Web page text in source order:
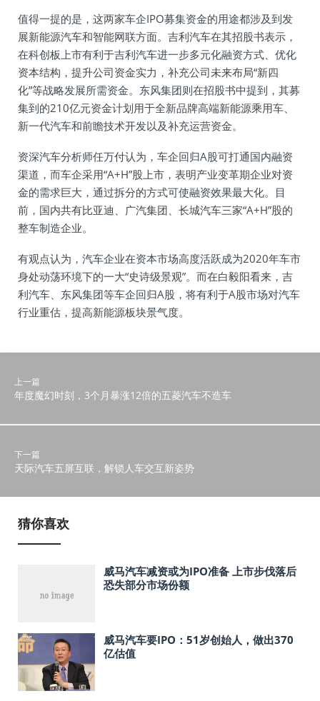
值得一提的是，这两家车企IPO募集资金的用途都涉及到发
展新能源汽车和智能网联方面。吉利汽车在其招股书表示，
在科创板上市有利于吉利汽车进一步多元化融资方式、优化
资本结构，提升公司资金实力，补充公司未来布局“新四
化”等战略发展所需资金。东风集团则在招股书中提到，其募
集到的210亿元资金计划用于全新品牌高端新能源乘用车、
新一代汽车和前瞻技术开发以及补充运营资金。
资深汽车分析师任万付认为，车企回归A股可打通国内融资
渠道，而车企采用“A+H”股上市，表明产业变革期企业对资
金的需求巨大，通过拆分的方式可使融资效果最大化。目
前，国内共有比亚迪、广汽集团、长城汽车三家“A+H”股的
整车制造企业。
有观点认为，汽车企业在资本市场高度活跃成为2020年车市
身处动荡环境下的一大“史诗级景观”。而在白毅阳看来，吉
利汽车、东风集团等车企回归A股，将有利于A股市场对汽车
行业重估，提高新能源板块景气度。
上一篇
年度魔幻时刻，3个月暴涨12倍的五菱汽车不造车
下一篇
天际汽车五屏互联，解锁人车交互新姿势
猜你喜欢
威马汽车减资或为IPO准备 上市步伐落后
恐失部分市场份额
威马汽车要IPO：51岁创始人，做出370
亿估值